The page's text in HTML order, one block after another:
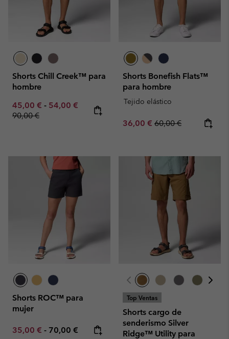
Shorts Chill Creek™ para
hombre
Minimum sale price:
45,00 € - Maximum sale price:
54,00 € Regular price:
90,00 €
Shorts Bonefish Flats™
para hombre
Tejido elástico
Sale price:
36,00 € Regular price:
60,00 €
Shorts ROC™ para
mujer
Minimum sale price:
35,00 € - Maximum price:
70,00 €
Top Ventas
Shorts cargo de
senderismo Silver
Ridge™ Utility para